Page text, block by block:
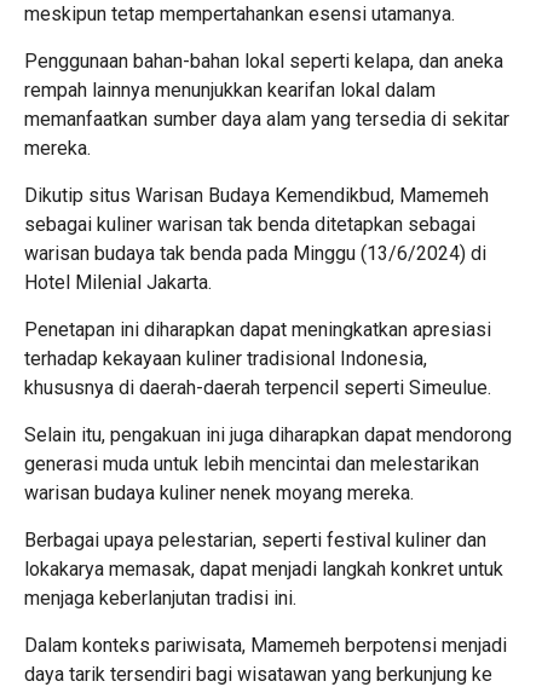
meskipun tetap mempertahankan esensi utamanya.
Penggunaan bahan-bahan lokal seperti kelapa, dan aneka
rempah lainnya menunjukkan kearifan lokal dalam
memanfaatkan sumber daya alam yang tersedia di sekitar
mereka.
Dikutip situs Warisan Budaya Kemendikbud, Mamemeh
sebagai kuliner warisan tak benda ditetapkan sebagai
warisan budaya tak benda pada Minggu (13/6/2024) di
Hotel Milenial Jakarta.
Penetapan ini diharapkan dapat meningkatkan apresiasi
terhadap kekayaan kuliner tradisional Indonesia,
khususnya di daerah-daerah terpencil seperti Simeulue.
Selain itu, pengakuan ini juga diharapkan dapat mendorong
generasi muda untuk lebih mencintai dan melestarikan
warisan budaya kuliner nenek moyang mereka.
Berbagai upaya pelestarian, seperti festival kuliner dan
lokakarya memasak, dapat menjadi langkah konkret untuk
menjaga keberlanjutan tradisi ini.
Dalam konteks pariwisata, Mamemeh berpotensi menjadi
daya tarik tersendiri bagi wisatawan yang berkunjung ke